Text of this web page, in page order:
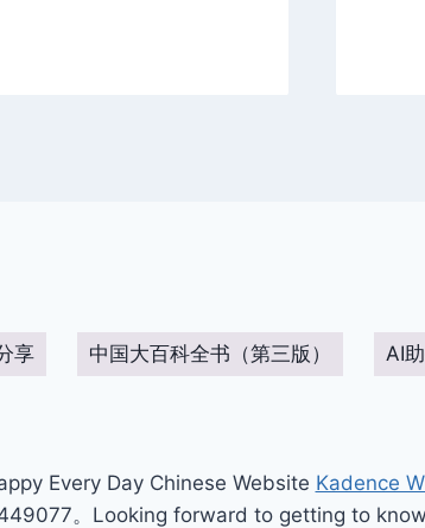
享 中国大百科全书（第三版） AI
Every Day Chinese Website Kadence
。Looking forward to getting to